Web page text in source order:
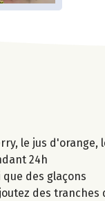
le jus
24h
que des glaçons
des